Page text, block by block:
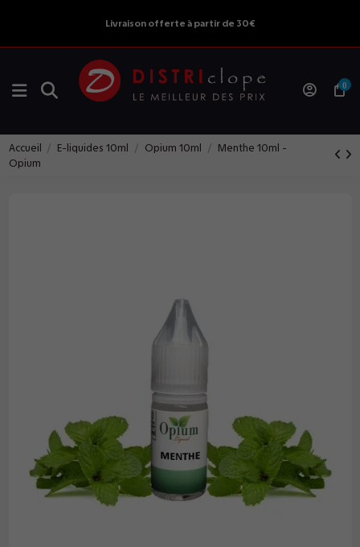
Livraison offerte à partir de 30€
0
Accueil E-liquides 10ml Opium 10ml
Menthe 10ml -
Opium